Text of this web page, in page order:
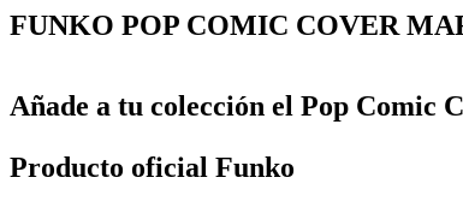
FUNKO POP COMIC COVER
Añade a tu colección el Pop Comic
Producto oficial Funko